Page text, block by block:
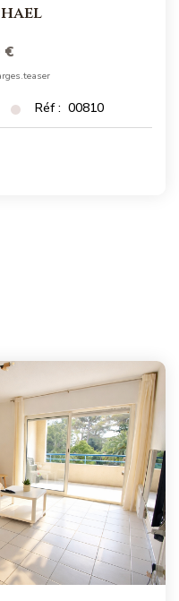
€
Réf : 00810